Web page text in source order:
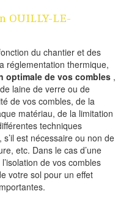
OUILLY-LE-
du chantier et des
réglementation thermique,
optimale de vos combles ,
laine de verre ou de
de vos combles, de la
matériau, de la limitation
techniques
est nécessaire ou non de
etc. Dans le cas d’une
de vos combles
votre sol pour un effet